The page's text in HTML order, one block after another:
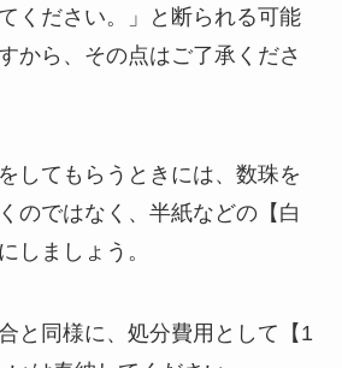
ください。」と断られる可能
から、その点はご了承くださ
してもらうときには、数珠を
のではなく、半紙などの【白
しましょう。
と同様に、処分費用として【1